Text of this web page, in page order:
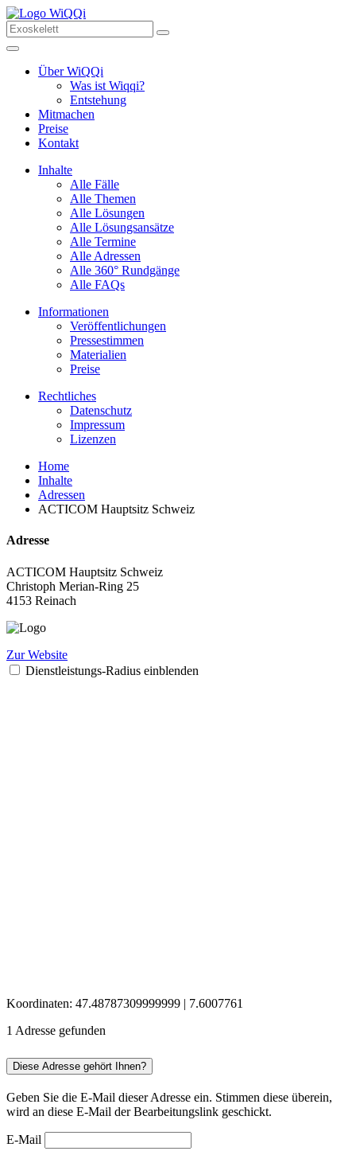
Über WiQQi
Was ist Wiqqi?
Entstehung
Mitmachen
Preise
Kontakt
Inhalte
Alle Fälle
Alle Themen
Alle Lösungen
Alle Lösungsansätze
Alle Termine
Alle Adressen
Alle 360° Rundgänge
Alle FAQs
Informationen
Veröffentlichungen
Pressestimmen
Materialien
Preise
Rechtliches
Datenschutz
Impressum
Lizenzen
Home
Inhalte
Adressen
ACTICOM Hauptsitz Schweiz
Adresse
ACTICOM Hauptsitz Schweiz
Christoph Merian-Ring 25
4153 Reinach
Zur Website
Dienstleistungs-Radius einblenden
Koordinaten: 47.48787309999999 | 7.6007761
1 Adresse gefunden
Diese Adresse gehört Ihnen?
Geben Sie die E-Mail dieser Adresse ein. Stimmen diese überein,
wird an diese E-Mail der Bearbeitungslink geschickt.
E-Mail